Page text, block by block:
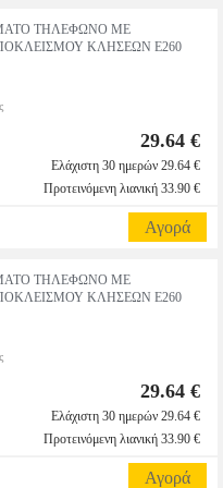
ΤΗΛΕΦΩΝΟ ΜΕ
ΚΛΗΣΕΩΝ E260
29.64 €
Ελάχιστη 30 ημερών 29.64 €
Προτεινόμενη λιανική 33.90 €
Αγορά
ΤΗΛΕΦΩΝΟ ΜΕ
ΚΛΗΣΕΩΝ E260
29.64 €
Ελάχιστη 30 ημερών 29.64 €
Προτεινόμενη λιανική 33.90 €
Αγορά